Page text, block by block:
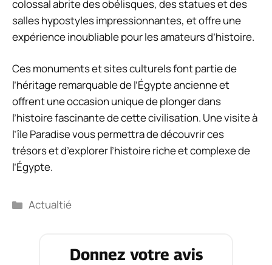
colossal abrite des obélisques, des statues et des
salles hypostyles impressionnantes, et offre une
expérience inoubliable pour les amateurs d’histoire.
Ces monuments et sites culturels font partie de
l’héritage remarquable de l’Égypte ancienne et
offrent une occasion unique de plonger dans
l’histoire fascinante de cette civilisation. Une visite à
l’île Paradise vous permettra de découvrir ces
trésors et d’explorer l’histoire riche et complexe de
l’Égypte.
Catégories
Actualtié
Donnez votre avis